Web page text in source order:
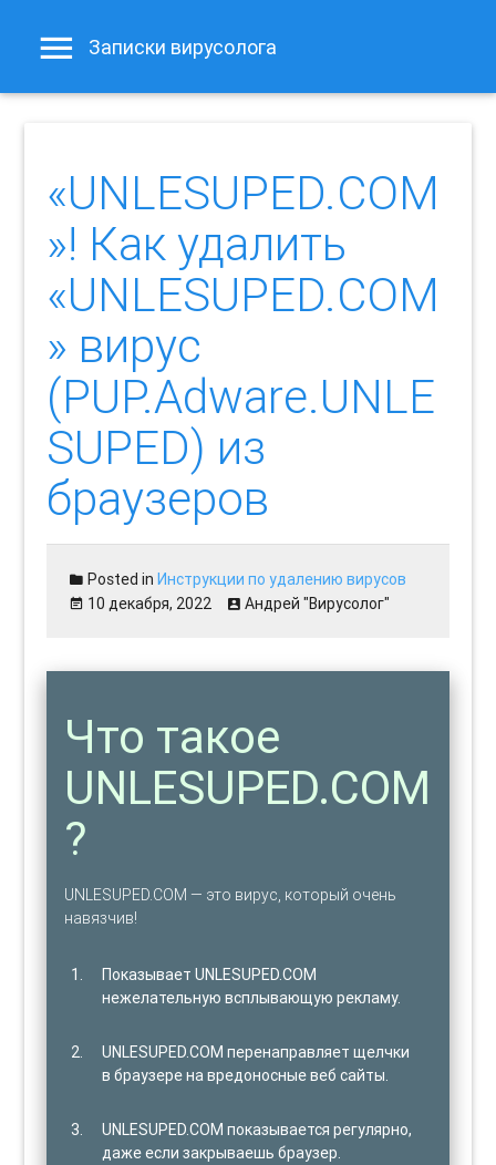
Записки вирусолога
«UNLESUPED.COM
»! Как удалить
«UNLESUPED.COM
» вирус
(PUP.Adware.UNLE
SUPED) из
браузеров
Posted inИнструкции по удалению вирусов
10 декабря, 2022
Андрей "Вирусолог"
Что такое
UNLESUPED.COM
?
UNLESUPED.COM — это вирус, который очень
навязчив!
Показывает UNLESUPED.COM
нежелательную всплывающую рекламу.
UNLESUPED.COM перенаправляет щелчки
в браузере на вредоносные веб сайты.
UNLESUPED.COM показывается регулярно,
даже если закрываешь браузер.